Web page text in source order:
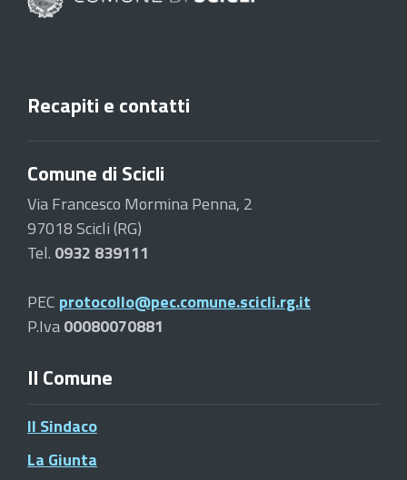
Recapiti e contatti
Comune di Scicli
Via Francesco Mormina Penna, 2
97018 Scicli (RG)
Tel. 0932 839111
PEC protocollo@pec.comune.scicli.rg.it
P.Iva00080070881
Il Comune
Il Sindaco
La Giunta